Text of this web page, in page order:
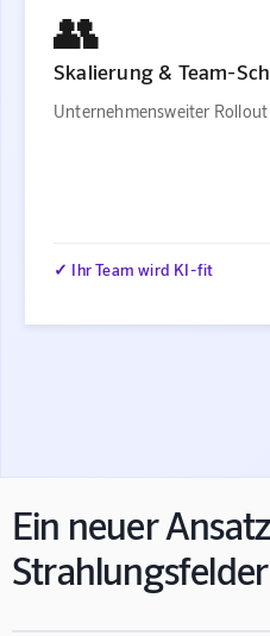
👥
Skalierung & Team-
Unternehmensweiter
✓ Ihr Team wird KI-fit
Ein neuer